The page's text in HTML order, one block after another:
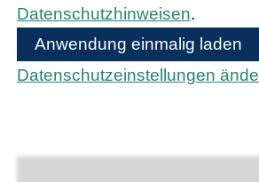
Datenschutzhinweisen.
Anwendung einmalig laden
Datenschutzeinstellungen